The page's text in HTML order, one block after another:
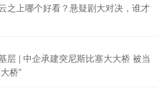
之上哪个好看？悬疑剧大对决，谁才
层 | 中企承建突尼斯比塞大大桥 被当
桥”